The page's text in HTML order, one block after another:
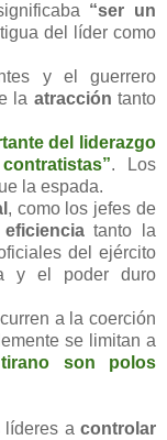
“ser un
del líder como
y el guerrero
la atracción tanto
del liderazgo
. Los
la espada.
, como los jefes de
tanto la
del ejército
y el poder duro
a la coerción
se limitan a
son polos
líderes a controlar